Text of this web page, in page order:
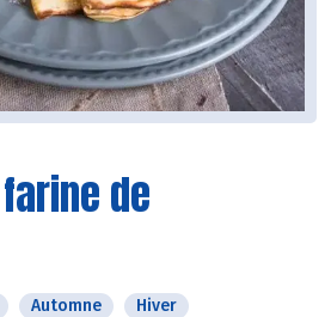
de
Automne Hiver